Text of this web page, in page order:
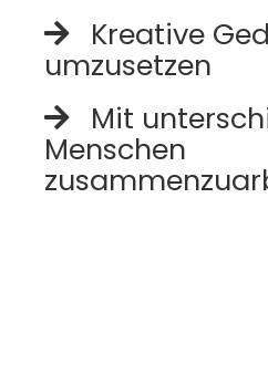
Kreative
umzusetzen
Mit
Menschen